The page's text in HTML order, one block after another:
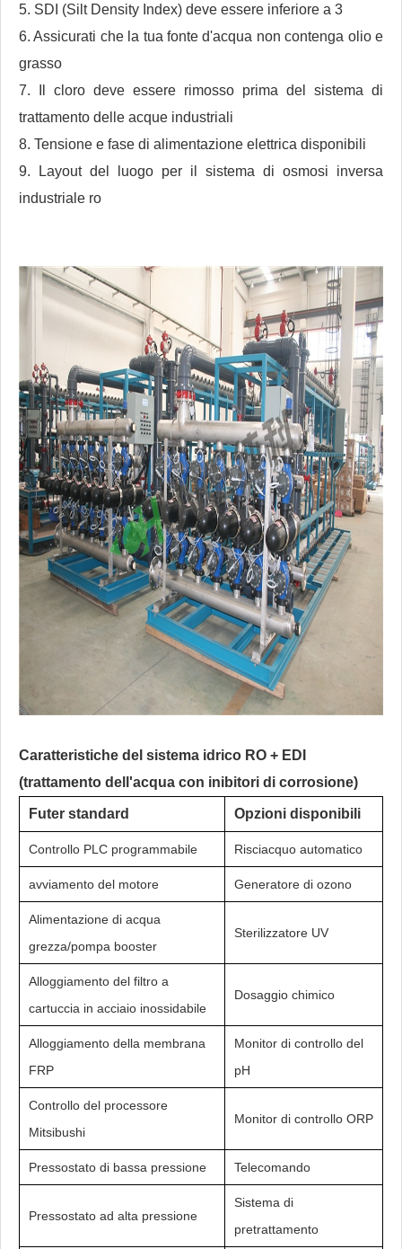
5. SDI (Silt Density Index) deve essere inferiore a 3
6. Assicurati che la tua fonte d'acqua non contenga olio e
grasso
7. Il cloro deve essere rimosso prima del sistema di
trattamento delle acque industriali
8. Tensione e fase di alimentazione elettrica disponibili
9. Layout del luogo per il sistema di osmosi inversa
industriale ro
Caratteristiche del sistema idrico RO + EDI
(trattamento dell'acqua con inibitori di corrosione)
Futer standard Opzioni disponibili
Controllo PLC programmabile Risciacquo automatico
avviamento del motore Generatore di ozono
Alimentazione di acqua
grezza/pompa booster
Sterilizzatore UV
Alloggiamento del filtro a
cartuccia in acciaio inossidabile
Dosaggio chimico
Alloggiamento della membrana
FRP
Monitor di controllo del
pH
Controllo del processore
Mitsibushi
Monitor di controllo ORP
Pressostato di bassa pressione Telecomando
Pressostato ad alta pressione
Sistema di
pretrattamento